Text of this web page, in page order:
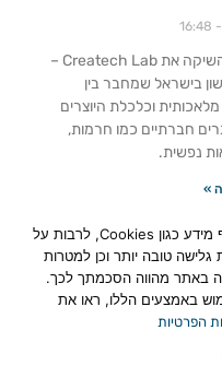
פתח תקווה השיקה את Createch Lab –
בישראל שמחבר בין
מלאכותית וכלכלת היוצרים
חברתיים כמו חרמות,
נפשית.
»
באתר זה נעשה שימוש בטכנולוגיות איסוף מידע כגון Cookies, לרבות על
גלישה טובה יותר וכן למטרות
באתר מהווה הסכמתך לכך.
באמצעים הללו, ראו את
הפרטיות